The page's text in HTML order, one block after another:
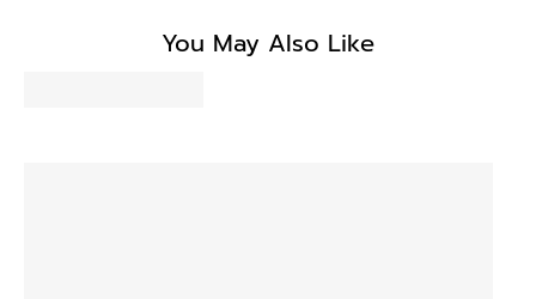
You May Also Like